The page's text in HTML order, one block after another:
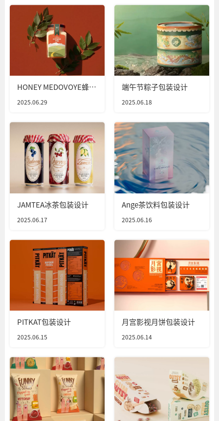
HONEY MEDOVOYE蜂蜜
2025.06.29
端午节粽子包装设计
2025.06.18
JAMTEA冰茶包装设计
2025.06.17
Ange茶饮料包装设计
2025.06.16
PITKAT包装设计
2025.06.15
月宫影视月饼包装设计
2025.06.14